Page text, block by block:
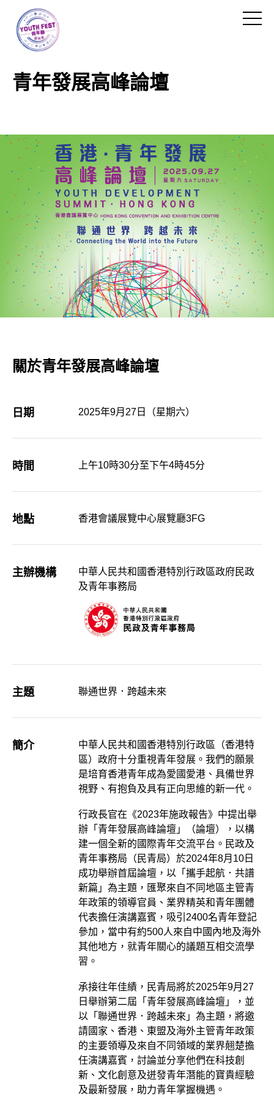
青年發展高峰論壇
關於青年發展高峰論壇
日期 2025年9月27日（星期六）
時間 上午10時30分至下午4時45分
地點 香港會議展覽中心展覽廳3FG
主辦機構
中華人民共和國香港特別行政區政府民政
及青年事務局
主題 聯通世界．跨越未來
簡介
中華人民共和國香港特別行政區（香港特
區）政府十分重視青年發展。我們的願景
是培育香港青年成為愛國愛港、具備世界
視野、有抱負及具有正向思維的新一代。
行政長官在《2023年施政報告》中提出舉
辦「青年發展高峰論壇」（論壇），以構
建一個全新的國際青年交流平台。民政及
青年事務局（民青局）於2024年8月10日
成功舉辦首屆論壇，以「攜手起航．共譜
新篇」為主題，匯聚來自不同地區主管青
年政策的領導官員、業界精英和青年團體
代表擔任演講嘉賓，吸引2400名青年登記
參加，當中有約500人來自中國內地及海外
其他地方，就青年關心的議題互相交流學
習。
承接往年佳績，民青局將於2025年9月27
日舉辦第二屆「青年發展高峰論壇」，並
以「聯通世界．跨越未來」為主題，將邀
請國家、香港、東盟及海外主管青年政策
的主要領導及來自不同領域的業界翹楚擔
任演講嘉賓，討論並分享他們在科技創
新、文化創意及迸發青年潛能的寶貴經驗
及最新發展，助力青年掌握機遇。